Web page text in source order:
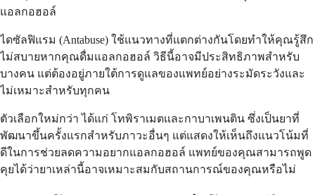
แอลกอฮอล์
ไดซัลฟิแรม (Antabuse) ใช้แนวทางที่แตกต่างกันโดยทำให้คุณรู้สึก
ไม่สบายหากคุณดื่มแอลกอฮอล์ วิธีนี้อาจมีประสิทธิภาพสำหรับ
บางคน แต่ต้องอยู่ภายใต้การดูแลของแพทย์อย่างระมัดระวังและ
ไม่เหมาะสำหรับทุกคน
ตัวเลือกใหม่กว่า ได้แก่ โทพิราเมตและกาบาเพนติน ซึ่งเป็นยาที่
พัฒนาขึ้นครั้งแรกสำหรับภาวะอื่นๆ แต่แสดงให้เห็นถึงแนวโน้มที่
ดีในการช่วยลดความอยากแอลกอฮอล์ แพทย์ของคุณสามารถพูด
คุยได้ว่ายาเหล่านี้อาจเหมาะสมกับสถานการณ์ของคุณหรือไม่